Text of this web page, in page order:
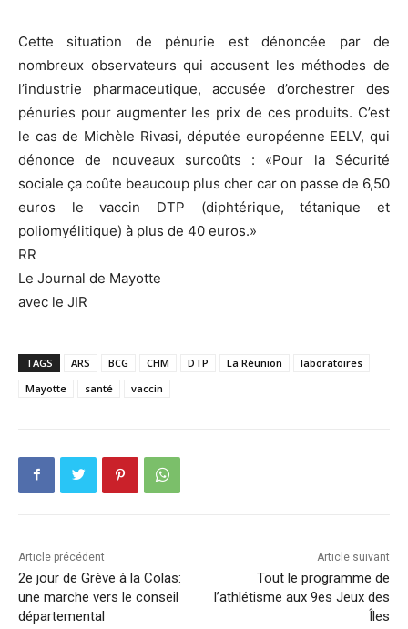
Cette situation de pénurie est dénoncée par de
nombreux observateurs qui accusent les méthodes de
l’industrie pharmaceutique, accusée d’orchestrer des
pénuries pour augmenter les prix de ces produits. C’est
le cas de Michèle Rivasi, députée européenne EELV, qui
dénonce de nouveaux surcoûts : «Pour la Sécurité
sociale ça coûte beaucoup plus cher car on passe de 6,50
euros le vaccin DTP (diphtérique, tétanique et
poliomyélitique) à plus de 40 euros.»
RR
Le Journal de Mayotte
avec le JIR
TAGS ARS BCG CHM DTP La Réunion
laboratoires
Mayotte
santé vaccin
Article précédent
2e jour de Grève à la Colas:
une marche vers le conseil
départemental
Article suivant
Tout le programme de
l’athlétisme aux 9es Jeux des
Îles